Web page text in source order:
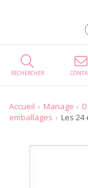
RECHERCHER
Accueil Mariage
emballages
Les